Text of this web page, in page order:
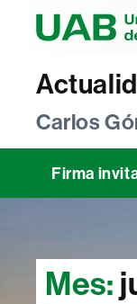
Carlos
Firma
Mes: